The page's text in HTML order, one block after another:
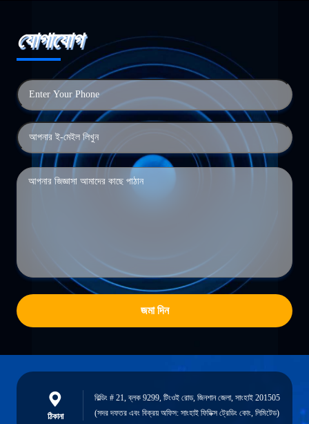
যোগাযোগ
জমা দিন
ঠিকানা
বিল্ডিং # 21, ব্লক 9299, টিংওই রোড, জিনশান জেলা, সাংহাই 201505
(সদর দফতর এবং বিক্রয় অফিস: সাংহাই ফিডিক্স ট্রেডিং কোং, লিমিটেড)